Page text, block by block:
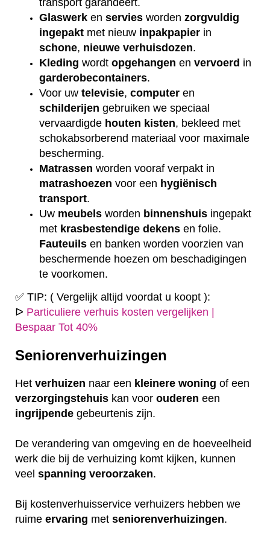
Glaswerk en servies worden zorgvuldig
ingepakt met nieuw inpakpapier in
schone, nieuwe verhuisdozen.
Kleding wordt opgehangen en vervoerd in
garderobecontainers.
Voor uw televisie, computer en
schilderijen gebruiken we speciaal
vervaardigde houten kisten, bekleed met
schokabsorberend materiaal voor maximale
bescherming.
Matrassen worden vooraf verpakt in
matrashoezen voor een hygiënisch
transport.
Uw meubels worden binnenshuis ingepakt
met krasbestendige dekens en folie.
Fauteuils en banken worden voorzien van
beschermende hoezen om beschadigingen
te voorkomen.
✅ TIP: ( Vergelijk altijd voordat u koopt ):
ᐅ Particuliere verhuis kosten vergelijken |
Bespaar Tot 40%
Seniorenverhuizingen
Het verhuizen naar een kleinere woning of een
verzorgingstehuis kan voor ouderen een
ingrijpende gebeurtenis zijn.
De verandering van omgeving en de hoeveelheid
werk die bij de verhuizing komt kijken, kunnen
veel spanning veroorzaken.
Bij kostenverhuisservice verhuizers hebben we
ruime ervaring met seniorenverhuizingen.